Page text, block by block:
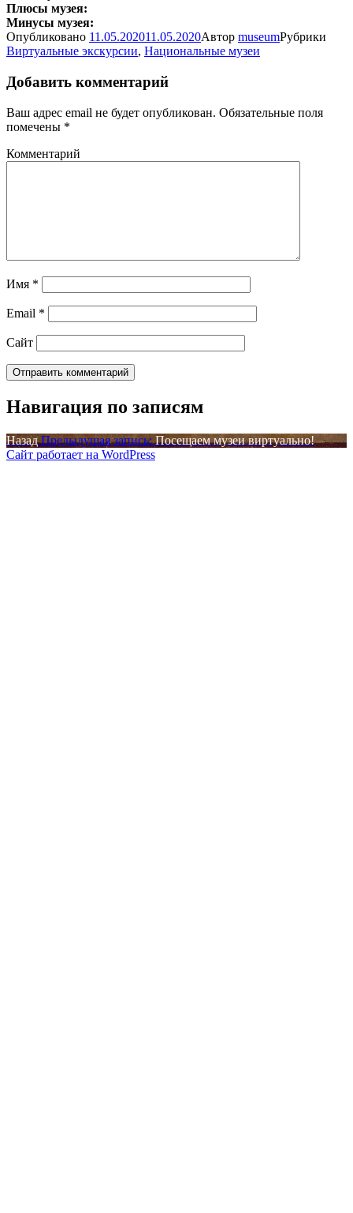
Плюсы музея:
Минусы музея:
Опубликовано 11.05.202011.05.2020Автор museumРубрики
Виртуальные экскурсии, Национальные музеи
Добавить комментарий
Ваш адрес email не будет опубликован. Обязательные поля
помечены *
Комментарий
Имя *
Email *
Сайт
Навигация по записям
Назад Предыдущая запись: Посещаем музеи виртуально!
Сайт работает на WordPress